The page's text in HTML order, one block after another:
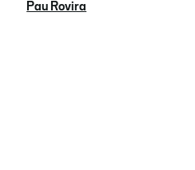
Pau Rovira